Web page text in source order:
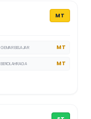
MT
GEMAR BELAJAR MT
BEROLAHRAGA MT